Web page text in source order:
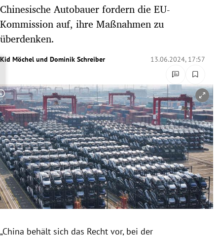
Untermenü
Untermenü
Untermenü
Untermenü
Untermenü
Untermenü
Untermenü
Chinesische Autobauer fordern die EU-
Kommission auf, ihre Maßnahmen zu
überdenken.
Kid Möchel und Dominik Schreiber 13.06.2024, 17:57
Copyright-Hinweis öffnen/schließen
„China behält sich das Recht vor, bei der